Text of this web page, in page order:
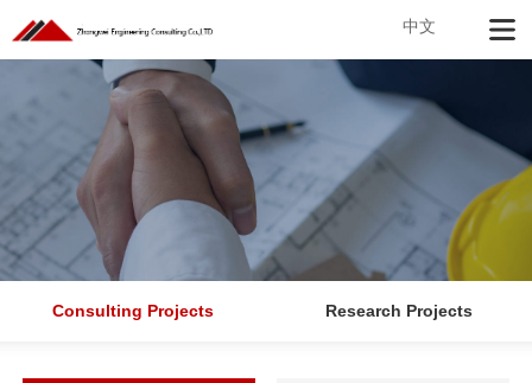
中文
Consulting Projects Research Projects